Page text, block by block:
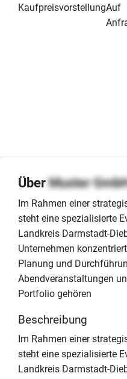
KaufpreisvorstellungAuf
ÜberMuster
Im Rahmen einer
steht eine spezialisierte
Landkreis Darmstadt-
Unternehmen
Planung und
Abendveranstaltungen
Portfolio gehören
Beschreibung
Im Rahmen einer
steht eine spezialisierte
Landkreis Darmstadt-